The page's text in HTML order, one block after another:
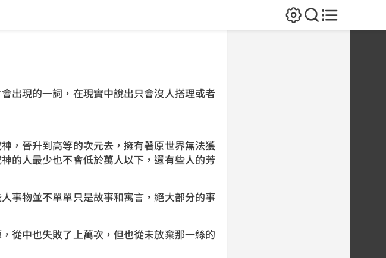
出現的一詞，在現實中說出只會沒人搭理或者
，晉升到高等的次元去，擁有著原世界無法獲
的人最少也不會低於萬人以下，還有些人的芳
事物並不單單只是故事和寓言，絕大部分的事
從中也失敗了上萬次，但也從未放棄那一絲的